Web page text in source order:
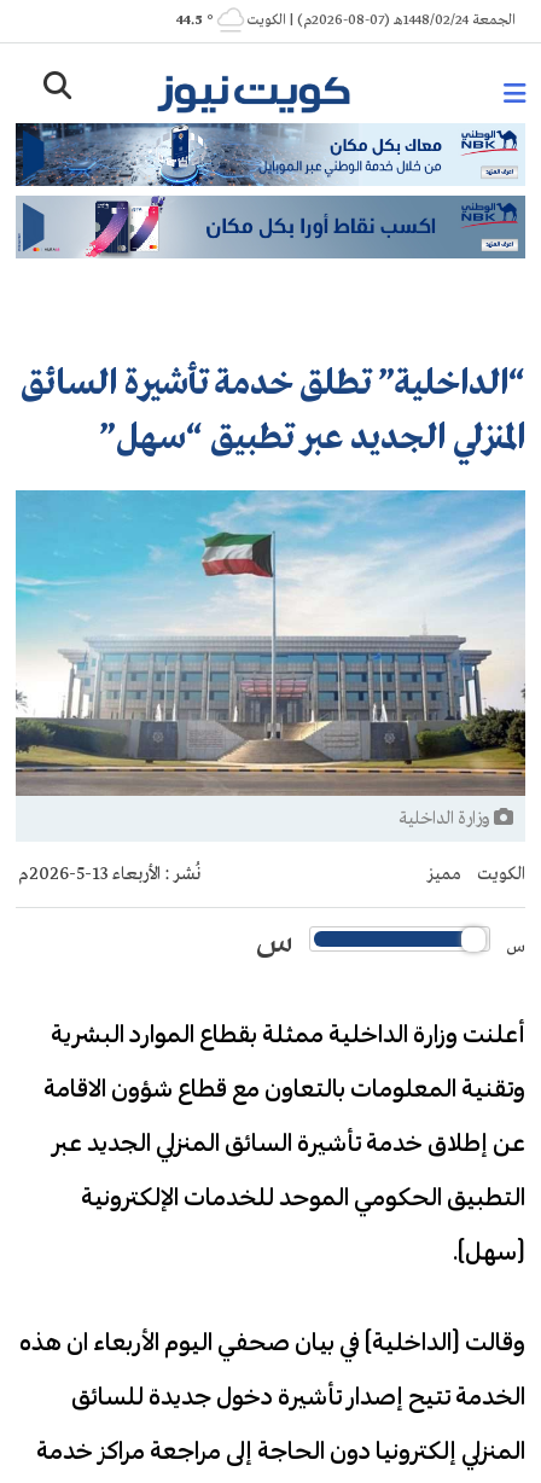
Skip
to
الجمعة 1448/02/24هـ (07-08-2026م) | الكويت ° 44.5
“الداخلية” تطلق خدمة تأشيرة السائق
المنزلي الجديد عبر تطبيق “سهل”
وزارة الداخلية
الكويت مميز نُشر : الأربعاء 13-5-2026م
س س
أعلنت وزارة الداخلية ممثلة بقطاع الموارد البشرية
وتقنية المعلومات بالتعاون مع قطاع شؤون الاقامة
عن إطلاق خدمة تأشيرة السائق المنزلي الجديد عبر
التطبيق الحكومي الموحد للخدمات الإلكترونية
(سهل).
وقالت (الداخلية) في بيان صحفي اليوم الأربعاء ان هذه
الخدمة تتيح إصدار تأشيرة دخول جديدة للسائق
المنزلي إلكترونيا دون الحاجة إلى مراجعة مراكز خدمة